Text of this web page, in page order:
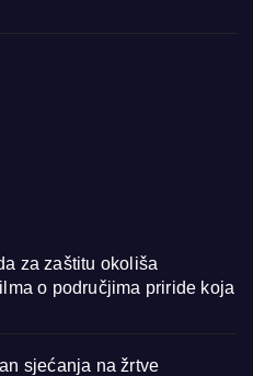
za zaštitu okoliša
o područjima priride koja
sjećanja na žrtve